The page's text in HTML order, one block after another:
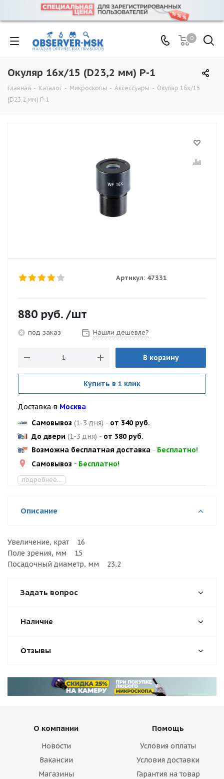
0
Окуляр 16х/15 (D23,2 мм) Р-1
Главная - Каталог - Микроскопы - Аксессуары - Окуляр 16х/15
(D23,2 мм) Р-1
Артикул: 47331
880 руб. /шт
под заказ Нашли дешевле?
В корзину
Купить в 1 клик
Доставка в Москва
Самовывоз (1-3 дня) - от 340 руб.
До двери (1-3 дня) - от 380 руб.
Возможна бесплатная доставка - Бесплатно!
Самовывоз - Бесплатно!
подробнее...
Описание
Увеличение, крат 16
Поле зрения, мм 15
Посадочный диаметр, мм 23,2
Задать вопрос
Наличие
Отзывы
О компании
Новости
Вакансии
Магазины
Помощь
Условия оплаты
Условия доставки
Гарантия на товар